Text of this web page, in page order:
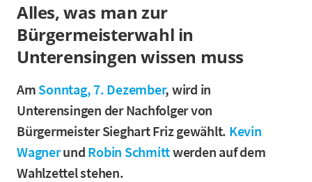
Alles, was man zur
Bürgermeisterwahl in
Unterensingen wissen muss
Am Sonntag, 7. Dezember, wird in
Unterensingen der Nachfolger von
Bürgermeister Sieghart Friz gewählt. Kevin
Wagnerund Robin Schmittwerden auf dem
Wahlzettel stehen.